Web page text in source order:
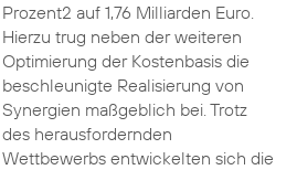
Prozent2 auf 1,76 Milliarden Euro.
Hierzu trug neben der weiteren
Optimierung der Kostenbasis die
beschleunigte Realisierung von
Synergien maßgeblich bei. Trotz
des herausfordernden
Wettbewerbs entwickelten sich die